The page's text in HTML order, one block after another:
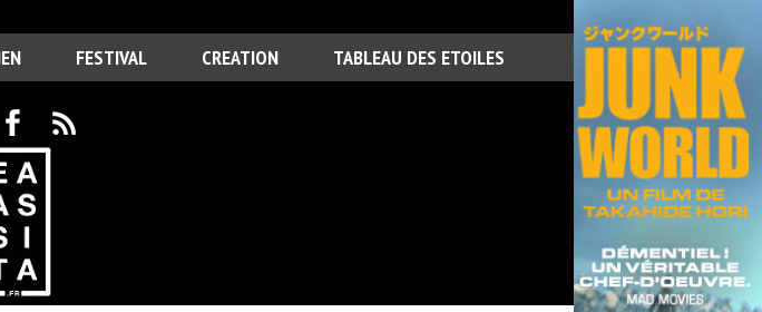
FESTIVAL CREATION TABLEAU DES ETOILES